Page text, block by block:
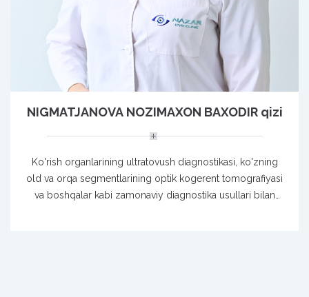
NIGMATJANOVA NOZIMAXON BAXODIR qizi
Ko'rish organlarining ultratovush diagnostikasi, ko'zning
old va orqa segmentlarining optik kogerent tomografiyasi
va boshqalar kabi zamonaviy diagnostika usullari bilan